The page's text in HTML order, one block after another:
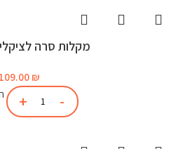
מקלות סרה לציקלידים 1
109.00 ₪